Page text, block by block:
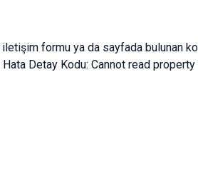
iletişim formu ya da sayfada bulunan
Hata Detay Kodu: Cannot read